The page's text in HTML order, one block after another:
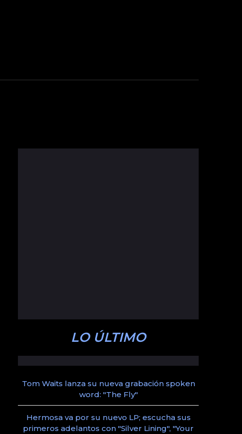
LO ÚLTIMO
Tom Waits lanza su nueva grabación spoken
word: "The Fly"
Hermosa va por su nuevo LP; escucha sus
primeros adelantos con "Silver Lining", "Your